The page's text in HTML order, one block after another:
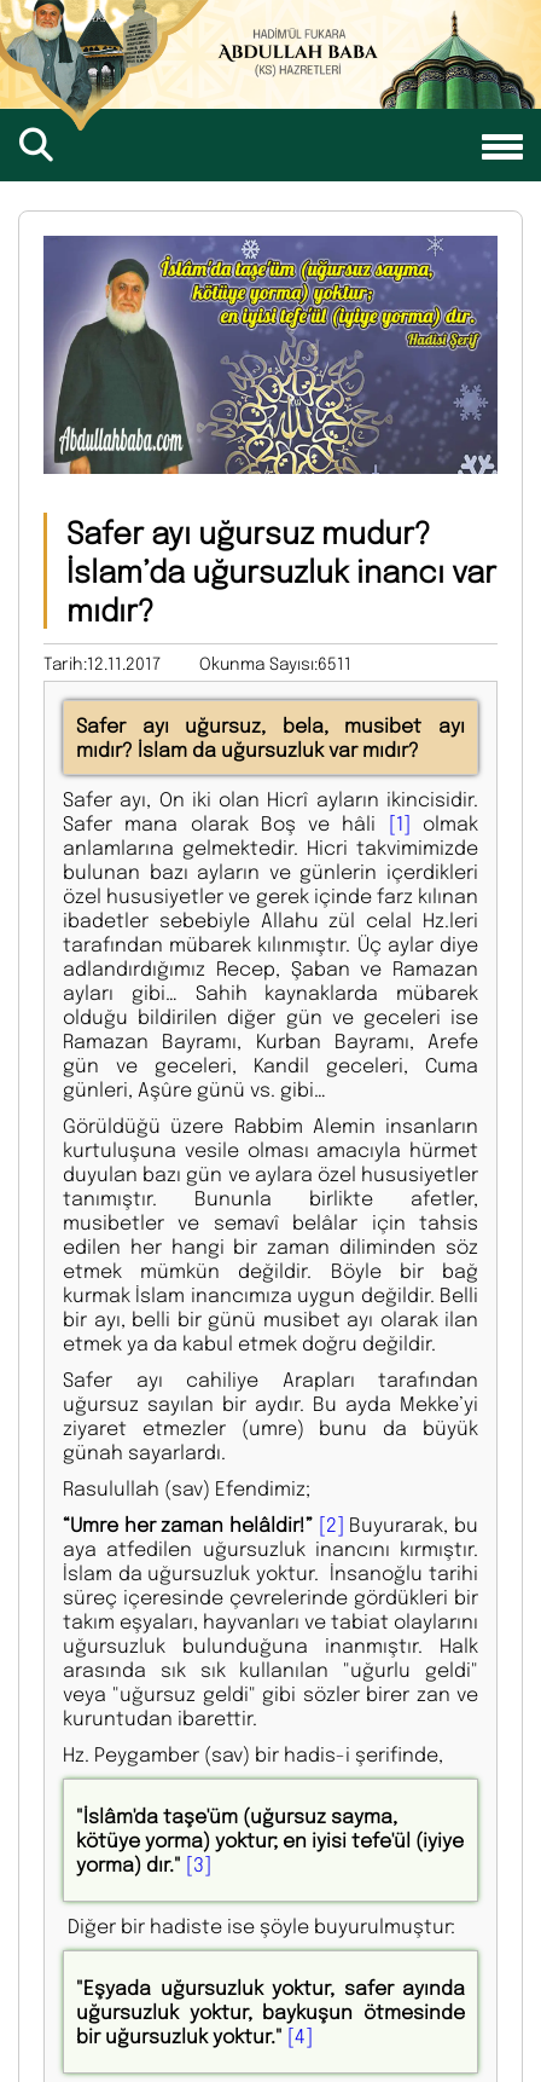
Safer ayı uğursuz mudur?
İslam’da uğursuzluk inancı var
mıdır?
Tarih:12.11.2017 Okunma Sayısı:6511
Safer ayı uğursuz, bela, musibet ayı
mıdır? İslam da uğursuzluk var mıdır?
Safer ayı, On iki olan Hicrî ayların ikincisidir.
Safer mana olarak Boş ve hâli [1] olmak
anlamlarına gelmektedir. Hicri takvimimizde
bulunan bazı ayların ve günlerin içerdikleri
özel hususiyetler ve gerek içinde farz kılınan
ibadetler sebebiyle Allahu zül celal Hz.leri
tarafından mübarek kılınmıştır. Üç aylar diye
adlandırdığımız Recep, Şaban ve Ramazan
ayları gibi… Sahih kaynaklarda mübarek
olduğu bildirilen diğer gün ve geceleri ise
Ramazan Bayramı, Kurban Bayramı, Arefe
gün ve geceleri, Kandil geceleri, Cuma
günleri, Aşûre günü vs. gibi…
Görüldüğü üzere Rabbim Alemin insanların
kurtuluşuna vesile olması amacıyla hürmet
duyulan bazı gün ve aylara özel hususiyetler
tanımıştır. Bununla birlikte afetler,
musibetler ve semavî belâlar için tahsis
edilen her hangi bir zaman diliminden söz
etmek mümkün değildir. Böyle bir bağ
kurmak İslam inancımıza uygun değildir. Belli
bir ayı, belli bir günü musibet ayı olarak ilan
etmek ya da kabul etmek doğru değildir.
Safer ayı cahiliye Arapları tarafından
uğursuz sayılan bir aydır. Bu ayda Mekke’yi
ziyaret etmezler (umre) bunu da büyük
günah sayarlardı.
Rasulullah (sav) Efendimiz;
“Umre her zaman helâldir!” [2] Buyurarak, bu
aya atfedilen uğursuzluk inancını kırmıştır.
İslam da uğursuzluk yoktur. İnsanoğlu tarihi
süreç içeresinde çevrelerinde gördükleri bir
takım eşyaları, hayvanları ve tabiat olaylarını
uğursuzluk bulunduğuna inanmıştır. Halk
arasında sık sık kullanılan "uğurlu geldi"
veya "uğursuz geldi" gibi sözler birer zan ve
kuruntudan ibarettir.
Hz. Peygamber (sav) bir hadis-i şerifinde,
"İslâm'da taşe'üm (uğursuz sayma,
kötüye yorma) yoktur; en iyisi tefe'ül (iyiye
yorma) dır." [3]
Diğer bir hadiste ise şöyle buyurulmuştur:
"Eşyada uğursuzluk yoktur, safer ayında
uğursuzluk yoktur, baykuşun ötmesinde
bir uğursuzluk yoktur." [4]